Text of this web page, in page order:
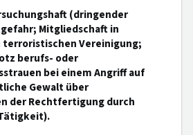
(dringender
Mitgliedschaft in
terroristischen Vereinigung;
berufs- oder
bei einem Angriff auf
Gewalt über
der Rechtfertigung durch